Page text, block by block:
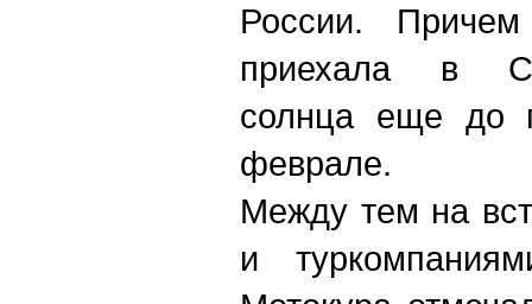
России.
приехала в
солнца еще до
феврале.
Между тем на
и